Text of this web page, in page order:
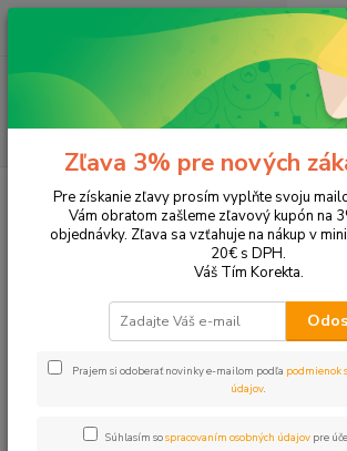
Tonery a náplne do tlačiarní Hewlett
Photosmart C-4599
Photosmart C-4599
Upresniť parametre
Najnovšie Najlacnejšie Najdrahšie
Zobrazujem 1-2 z 2
Zľava 3% pre nových
Pre získanie zľavy prosím vyplňte svoju
Vám obratom zašleme zľavový kupón na
objednávky. Zľava sa vzťahuje na nákup v
20€ s DPH.
Váš Tím Korekta.
Prajem si odoberať novinky e-mailom podľa podmienok
údajov.
Súhlasím sospracovaním osobných údajov pre